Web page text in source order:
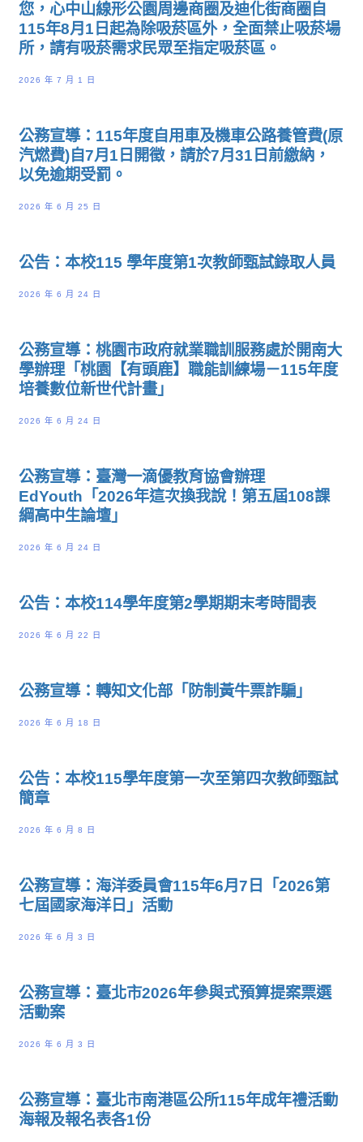
您，心中山線形公園周邊商圈及迪化街商圈自
115年8月1日起為除吸菸區外，全面禁止吸菸場
所，請有吸菸需求民眾至指定吸菸區。
2026 年 7 月 1 日
公務宣導：115年度自用車及機車公路養管費(原
汽燃費)自7月1日開徵，請於7月31日前繳納，
以免逾期受罰。
2026 年 6 月 25 日
公告：本校115 學年度第1次教師甄試錄取人員
2026 年 6 月 24 日
公務宣導：桃園市政府就業職訓服務處於開南大
學辦理「桃園【有頭鹿】職能訓練場－115年度
培養數位新世代計畫」
2026 年 6 月 24 日
公務宣導：臺灣一滴優教育協會辦理
EdYouth「2026年這次換我說！第五屆108課
綱高中生論壇」
2026 年 6 月 24 日
公告：本校114學年度第2學期期末考時間表
2026 年 6 月 22 日
公務宣導：轉知文化部「防制黃牛票詐騙」
2026 年 6 月 18 日
公告：本校115學年度第一次至第四次教師甄試
簡章
2026 年 6 月 8 日
公務宣導：海洋委員會115年6月7日「2026第
七屆國家海洋日」活動
2026 年 6 月 3 日
公務宣導：臺北市2026年參與式預算提案票選
活動案
2026 年 6 月 3 日
公務宣導：臺北市南港區公所115年成年禮活動
海報及報名表各1份